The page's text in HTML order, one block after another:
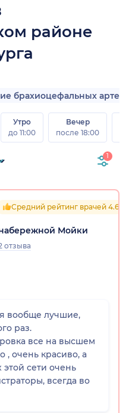
районе
брахиоцефальных
Утро
до 11:00
Вечер
после 18:00
1
Средний рейтинг врачей 4.6
Мойки
отзыва
вообще лучшие,
раз.
все на высшем
, очень красиво, а
этой сети очень
всегда во